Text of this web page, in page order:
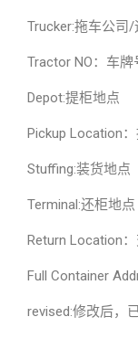
Trucker:拖车公司/
Tractor NO：车牌
Depot:提柜地点
Pickup Location
Stuffing:装货地点
Terminal:还柜地点
Return Location
Full Container
revised:修改后，